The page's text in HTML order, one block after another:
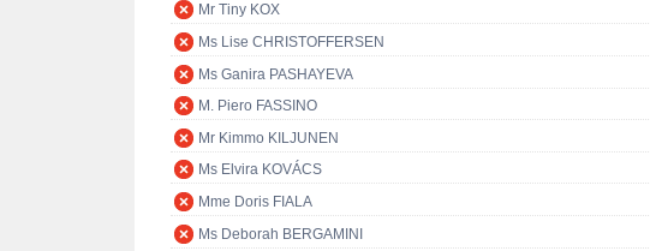
Mr Tiny KOX
Ms Lise CHRISTOFFERSEN
Ms Ganira PASHAYEVA
M. Piero FASSINO
Mr Kimmo KILJUNEN
Ms Elvira KOVÁCS
Mme Doris FIALA
Ms Deborah BERGAMINI